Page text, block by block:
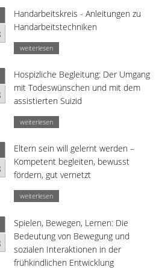
Handarbeitskreis - Anleitungen zu
Handarbeitstechniken
weiterlesen
Hospizliche Begleitung: Der Umgang
mit Todeswünschen und mit dem
assistierten Suizid
weiterlesen
Eltern sein will gelernt werden –
Kompetent begleiten, bewusst
fördern, gut vernetzt
weiterlesen
Spielen, Bewegen, Lernen: Die
Bedeutung von Bewegung und
sozialen Interaktionen in der
frühkindlichen Entwicklung